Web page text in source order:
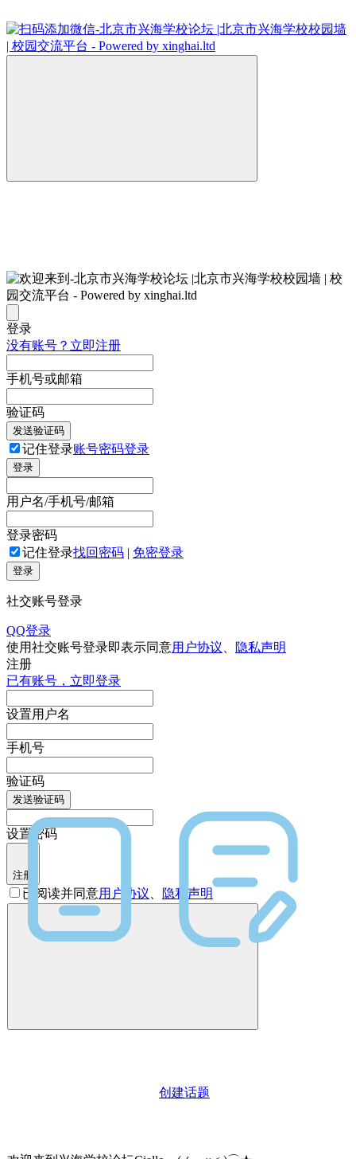
创建话题
登录
没有账号？立即注册
手机号或邮箱
验证码
发送验证码
记住登录账号密码登录
登录
用户名/手机号/邮箱
登录密码
记住登录找回密码 | 免密登录
登录
社交账号登录
QQ登录
使用社交账号登录即表示同意用户协议
隐私声明
注册
已有账号，立即登录
设置用户名
手机号
验证码
发送验证码
设置密码
注册
已阅读并同意用户协议 隐私声明